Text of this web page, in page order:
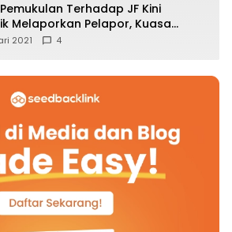
Terhadap JF Kini
Melaporkan Pelapor, Kuasa
Angkat Bicara
2021 4